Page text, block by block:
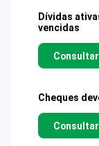
Dívidas
vencidas
Consultar
Cheques
Consultar